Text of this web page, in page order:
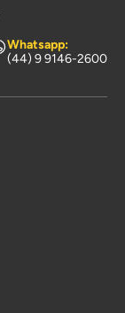
Whatsapp:
(44) 9 9146-2600